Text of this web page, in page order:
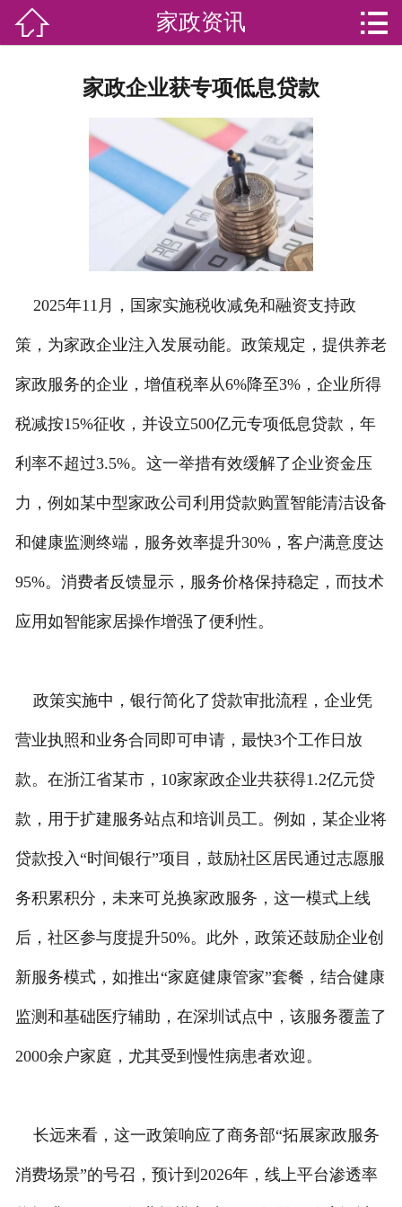
加盟苏家联
荣誉资质
家政资讯
你问我答
关于我们
联系我们
 家政资讯 
家政企业获专项低息贷款
2025年11月，国家实施税收减免和融资支持政
策，为家政企业注入发展动能。政策规定，提供养老
家政服务的企业，增值税率从6%降至3%，企业所得
税减按15%征收，并设立500亿元专项低息贷款，年
利率不超过3.5%。这一举措有效缓解了企业资金压
力，例如某中型家政公司利用贷款购置智能清洁设备
和健康监测终端，服务效率提升30%，客户满意度达
95%。消费者反馈显示，服务价格保持稳定，而技术
应用如智能家居操作增强了便利性。
政策实施中，银行简化了贷款审批流程，企业凭
营业执照和业务合同即可申请，最快3个工作日放
款。在浙江省某市，10家家政企业共获得1.2亿元贷
款，用于扩建服务站点和培训员工。例如，某企业将
贷款投入“时间银行”项目，鼓励社区居民通过志愿服
务积累积分，未来可兑换家政服务，这一模式上线
后，社区参与度提升50%。此外，政策还鼓励企业创
新服务模式，如推出“家庭健康管家”套餐，结合健康
监测和基础医疗辅助，在深圳试点中，该服务覆盖了
2000余户家庭，尤其受到慢性病患者欢迎。
长远来看，这一政策响应了商务部“拓展家政服务
消费场景”的号召，预计到2026年，线上平台渗透率